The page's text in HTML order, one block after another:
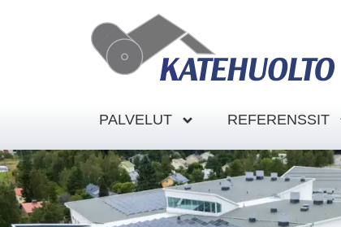
PALVELUT REFERENSSIT